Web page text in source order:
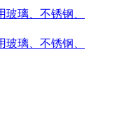
玻璃、不锈钢、
玻璃、不锈钢、